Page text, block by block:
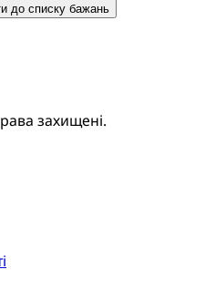
до списку бажань
захищені.